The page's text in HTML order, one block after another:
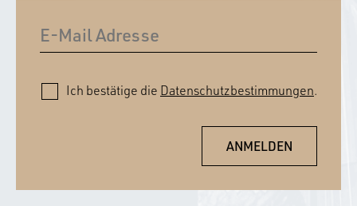
Ich bestätige die Datenschutzbestimmungen.